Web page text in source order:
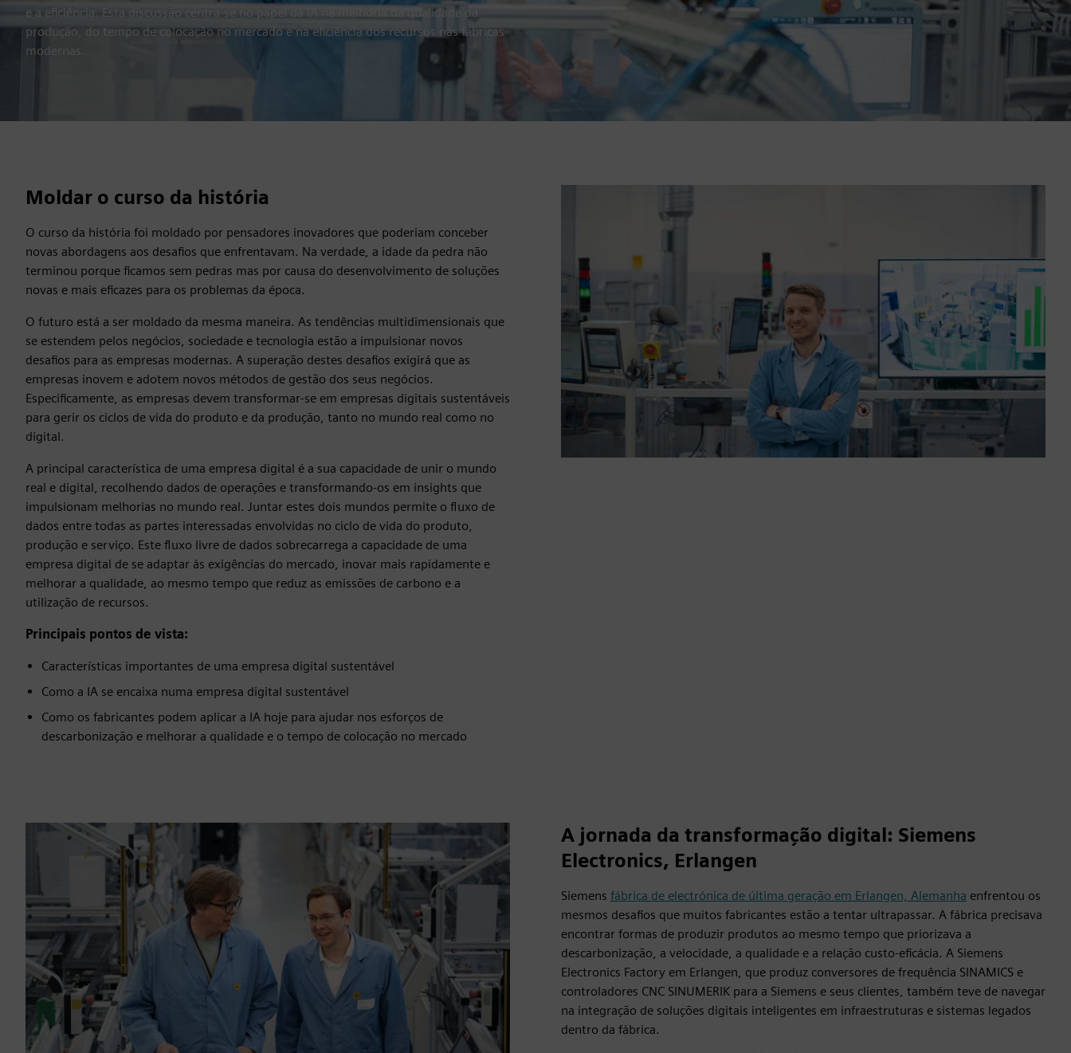
e a eficiência. Esta discussão centra-se no papel da IA na melhoria da qualidade da
produção, do tempo de colocação no mercado e na eficiência dos recursos nas fábricas
modernas.
Moldar o curso da história
O curso da história foi moldado por pensadores inovadores que poderiam conceber
novas abordagens aos desafios que enfrentavam. Na verdade, a idade da pedra não
terminou porque ficamos sem pedras mas por causa do desenvolvimento de soluções
novas e mais eficazes para os problemas da época.
O futuro está a ser moldado da mesma maneira. As tendências multidimensionais que
se estendem pelos negócios, sociedade e tecnologia estão a impulsionar novos
desafios para as empresas modernas. A superação destes desafios exigirá que as
empresas inovem e adotem novos métodos de gestão dos seus negócios.
Especificamente, as empresas devem transformar-se em empresas digitais sustentáveis
para gerir os ciclos de vida do produto e da produção, tanto no mundo real como no
digital.
A principal característica de uma empresa digital é a sua capacidade de unir o mundo
real e digital, recolhendo dados de operações e transformando-os em insights que
impulsionam melhorias no mundo real. Juntar estes dois mundos permite o fluxo de
dados entre todas as partes interessadas envolvidas no ciclo de vida do produto,
produção e serviço. Este fluxo livre de dados sobrecarrega a capacidade de uma
empresa digital de se adaptar às exigências do mercado, inovar mais rapidamente e
melhorar a qualidade, ao mesmo tempo que reduz as emissões de carbono e a
utilização de recursos.
Principais pontos de vista:
Características importantes de uma empresa digital sustentável
Como a IA se encaixa numa empresa digital sustentável
Como os fabricantes podem aplicar a IA hoje para ajudar nos esforços de
descarbonização e melhorar a qualidade e o tempo de colocação no mercado
A jornada da transformação digital: Siemens
Electronics, Erlangen
Siemens fábrica de electrónica de última geração em Erlangen, Alemanha enfrentou os
mesmos desafios que muitos fabricantes estão a tentar ultrapassar. A fábrica precisava
encontrar formas de produzir produtos ao mesmo tempo que priorizava a
descarbonização, a velocidade, a qualidade e a relação custo-eficácia. A Siemens
Electronics Factory em Erlangen, que produz conversores de frequência SINAMICS e
controladores CNC SINUMERIK para a Siemens e seus clientes, também teve de navegar
na integração de soluções digitais inteligentes em infraestruturas e sistemas legados
dentro da fábrica.